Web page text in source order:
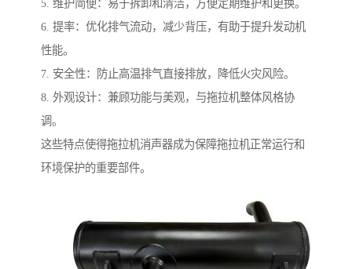
5. 维护简便：易于拆卸和清洁，方便定期维护和更换。
6. 提率：优化排气流动，减少背压，有助于提升发动机
性能。
7. 安全性：防止高温排气直接排放，降低火灾风险。
8. 外观设计：兼顾功能与美观，与拖拉机整体风格协
调。
这些特点使得拖拉机消声器成为保障拖拉机正常运行和
环境保护的重要部件。